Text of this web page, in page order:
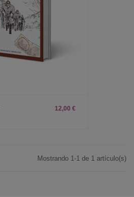
12,00 €
Mostrando 1-1 de 1 artículo(s)